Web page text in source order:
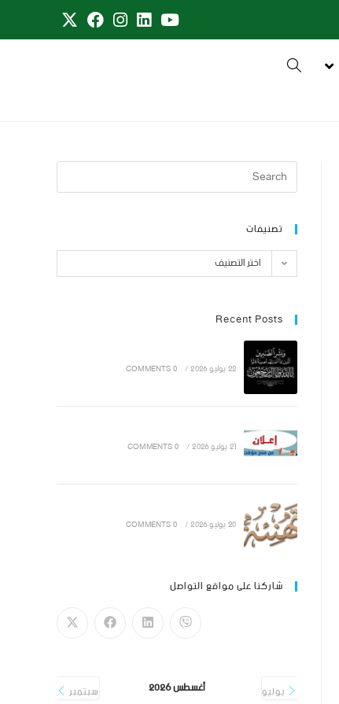
تصنيفات
اختر التصنيف
Recent Posts
22 يوليو 2026 /
0 COMMENTS
21 يوليو 2026 /
0 COMMENTS
20 يوليو 2026 /
0 COMMENTS
شاركنا على مواقع التواصل
يوليو أغسطس 2026 سبتمبر